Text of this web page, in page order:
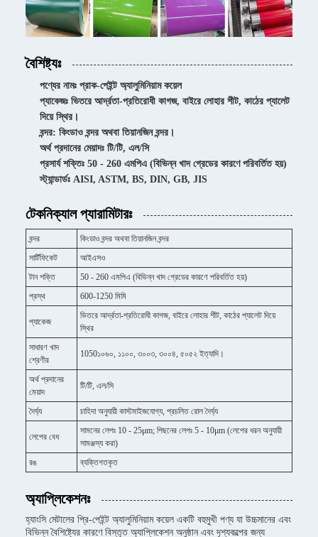
বৈশিষ্ট্যঃ
পণ্যের নামঃ প্রাক-পেইন্ট অ্যালুমিনিয়াম কয়েল
প্যাকেজঃ ভিতরে আর্দ্রতা-প্রতিরোধী কাগজ, বাইরে লোহার শীট, কাঠের প্যালেট
দিয়ে স্থির।
বন্দর: কিংডাও বন্দর অথবা তিয়ানজিন বন্দর।
অর্থ প্রদানের মেয়াদঃ টি/টি, এল/সি
প্রসার্য শক্তিঃ 50 - 260 এমপিএ (বিভিন্ন খাদ গ্রেডের কারণে পরিবর্তিত হয়)
স্ট্যান্ডার্ডঃ AISI, ASTM, BS, DIN, GB, JIS
টেকনিক্যাল প্যারামিটারঃ
বন্দর
কিংডাও বন্দর অথবা তিয়ানজিন বন্দর
সার্টিফিকেট
আইএসও
টান শক্তি
50 - 260 এমপিএ (বিভিন্ন খাদ গ্রেডের কারণে পরিবর্তিত হয়)
প্রস্থ
600-1250 মিমি
প্যাকেজ
ভিতরে আর্দ্রতা-প্রতিরোধী কাগজ, বাইরে লোহার শীট, কাঠের প্যালেট দিয়ে
স্থির
সাধারণ খাদ
শ্রেণীর
1050১০৬০, ১১০০, ৩০০৩, ৩০০৪, ৫০৫২ ইত্যাদি।
অর্থ প্রদানের
মেয়াদ
টি/টি, এল/সি
দৈর্ঘ্য চাহিদা অনুযায়ী কাস্টমাইজযোগ্য, প্রচলিত রোল দৈর্ঘ্য
লেপের বেধ
সামনের লেপঃ 10 - 25μm; পিছনের লেপঃ 5 - 10μm (লেপের ধরন অনুযায়ী
সামঞ্জস্য করা)
রঙ
ব্যক্তিগতকৃত
অ্যাপ্লিকেশনঃ
হ্যাংসি মেটালের প্রি-পেইন্ট অ্যালুমিনিয়াম কয়েল একটি বহুমুখী পণ্য যা উচ্চমানের এবং
বিভিন্ন বৈশিষ্ট্যের কারণে বিস্তৃত অ্যাপ্লিকেশন অনুষ্ঠান এবং দৃশ্যকল্পের জন্য